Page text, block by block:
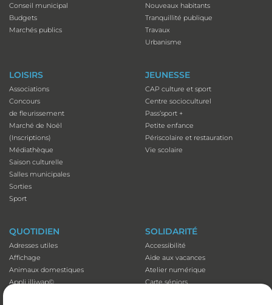
Conseil municipal
Budgets
Marchés publics
Nouveaux habitants
Tranquillité publique
Travaux
Urbanisme
LOISIRS
Associations
Concours
de fleurissement
Marché de Noël
(Inscriptions)
Médiathèque
Saison culturelle
Salles municipales
Sorties
Sport
JEUNESSE
CAP culture et sport
Centre socioculturel
Pass’sport +
Petite enfance
Périscolaire et restauration
Vie scolaire
QUOTIDIEN
Adresses utiles
Affichage
Animaux domestiques
Appli illiwap©
SOLIDARITÉ
Accessibilité
Aide aux vacances
Atelier numérique
Carte séniors